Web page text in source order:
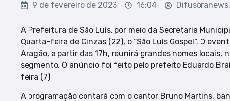
9 de fevereiro de 2023 16:04
A Prefeitura de São Luís, por meio da Secretaria
Quarta-feira de Cinzas (22), o “São Luís Gospel”. O
Aragão, a partir das 17h, reunirá grandes nomes locais,
segmento. O anúncio foi feito pelo prefeito Eduardo
feira (7)
A programação contará com o cantor Bruno Martins,